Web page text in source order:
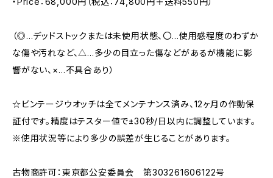
（◎…デッドストックまたは未使用状態、〇…使用感程度のわずか
な傷や汚れなど、△…多少の目立った傷などがあるが機能に影
響がない、×…不具合あり）
☆ビンテージウオッチは全てメンテナンス済み、12ヶ月の作動保
証付です。精度はテスター値で±30秒/日以内に調整しています。
※使用状況等により多少の誤差が生じることがあります。
古物商許可：東京都公安委員会 第303261606122号